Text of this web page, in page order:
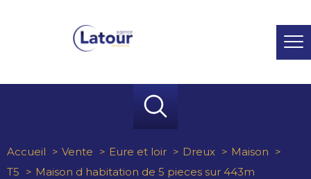
Accueil Vente Eure et loir Dreux
Maison
T5
Maison d habitation de 5 pieces sur 443m